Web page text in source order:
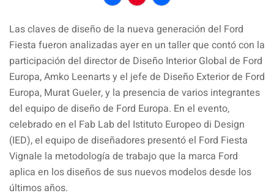
Facebook
Pinterest
Compartir
Las claves de diseño de la nueva generación del Ford
Fiesta fueron analizadas ayer en un taller que contó con la
participación del director de Diseño Interior Global de Ford
Europa, Amko Leenarts y el jefe de Diseño Exterior de Ford
Europa, Murat Gueler, y la presencia de varios integrantes
del equipo de diseño de Ford Europa. En el evento,
celebrado en el Fab Lab del Istituto Europeo di Design
(IED), el equipo de diseñadores presentó el Ford Fiesta
Vignale la metodología de trabajo que la marca Ford
aplica en los diseños de sus nuevos modelos desde los
últimos años.